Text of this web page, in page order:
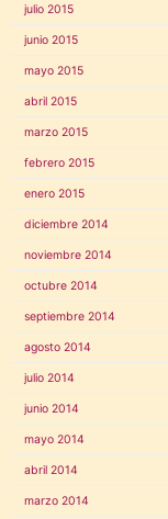
julio 2015
junio 2015
mayo 2015
abril 2015
marzo 2015
febrero 2015
enero 2015
diciembre 2014
noviembre 2014
octubre 2014
septiembre 2014
agosto 2014
julio 2014
junio 2014
mayo 2014
abril 2014
marzo 2014